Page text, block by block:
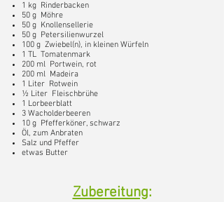
1 kg Rinderbacken
50 g Möhre
50 g Knollensellerie
50 g Petersilienwurzel
100 g Zwiebel(n), in kleinen Würfeln
1 TL Tomatenmark
200 ml Portwein, rot
200 ml Madeira
1 Liter Rotwein
½ Liter Fleischbrühe
1 Lorbeerblatt
3 Wacholderbeeren
10 g Pfefferköner, schwarz
Öl, zum Anbraten
Salz und Pfeffer
etwas Butter
Zubereitung: